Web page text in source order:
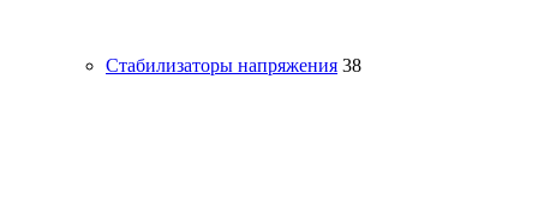
Стабилизаторы напряжения 38